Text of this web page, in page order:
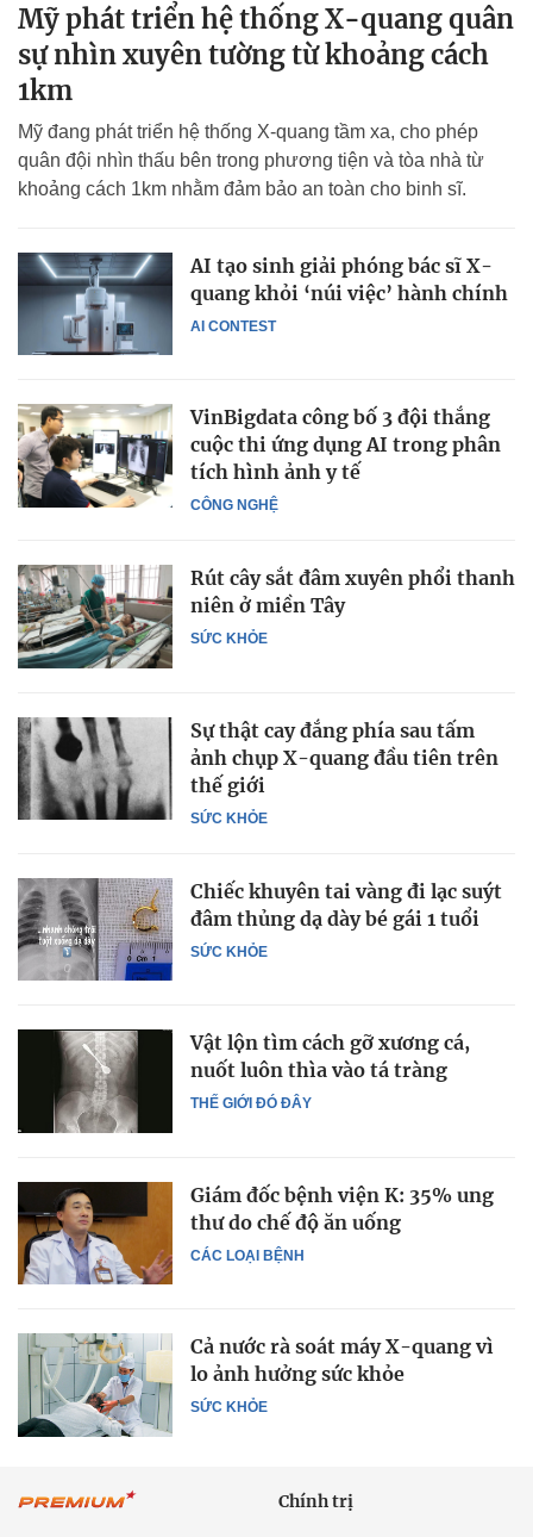
Mỹ phát triển hệ thống X-quang quân
sự nhìn xuyên tường từ khoảng cách
1km
Mỹ đang phát triển hệ thống X-quang tầm xa, cho phép
quân đội nhìn thấu bên trong phương tiện và tòa nhà từ
khoảng cách 1km nhằm đảm bảo an toàn cho binh sĩ.
AI CONTEST
AI tạo sinh giải phóng bác sĩ X-
quang khỏi ‘núi việc’ hành chính
CÔNG NGHỆ
VinBigdata công bố 3 đội thắng
cuộc thi ứng dụng AI trong phân
tích hình ảnh y tế
SỨC KHỎE
Rút cây sắt đâm xuyên phổi thanh
niên ở miền Tây
SỨC KHỎE
Sự thật cay đắng phía sau tấm
ảnh chụp X-quang đầu tiên trên
thế giới
SỨC KHỎE
Chiếc khuyên tai vàng đi lạc suýt
đâm thủng dạ dày bé gái 1 tuổi
THẾ GIỚI ĐÓ ĐÂY
Vật lộn tìm cách gỡ xương cá,
nuốt luôn thìa vào tá tràng
CÁC LOẠI BỆNH
Giám đốc bệnh viện K: 35% ung
thư do chế độ ăn uống
SỨC KHỎE
Cả nước rà soát máy X-quang vì
lo ảnh hưởng sức khỏe
Chính trị